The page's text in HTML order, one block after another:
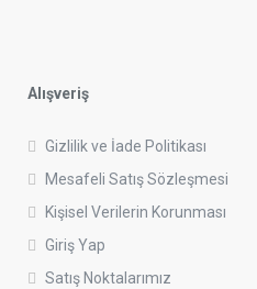
Alışveriş
Gizlilik ve İade Politikası
Mesafeli Satış Sözleşmesi
Kişisel Verilerin Korunması
Giriş Yap
Satış Noktalarımız